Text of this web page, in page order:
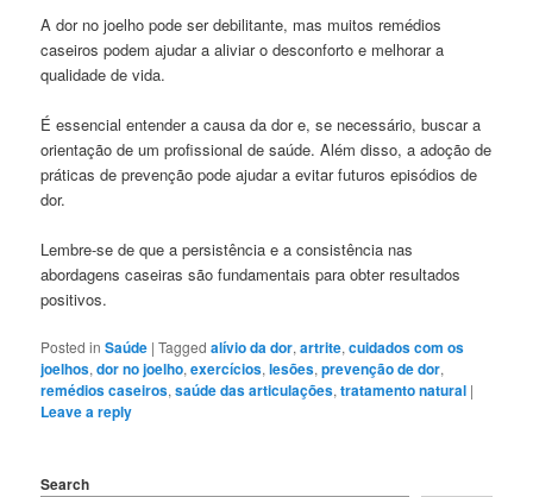
A dor no joelho pode ser debilitante, mas muitos remédios
caseiros podem ajudar a aliviar o desconforto e melhorar a
qualidade de vida.
É essencial entender a causa da dor e, se necessário, buscar a
orientação de um profissional de saúde. Além disso, a adoção de
práticas de prevenção pode ajudar a evitar futuros episódios de
dor.
Lembre-se de que a persistência e a consistência nas
abordagens caseiras são fundamentais para obter resultados
positivos.
Posted in Saúde |Tagged alívio da dor,artrite,cuidados com os
joelhos,dor no joelho,exercícios,lesões,prevenção de dor,
remédios caseiros,saúde das articulações,tratamento natural |
Leave a reply
Search